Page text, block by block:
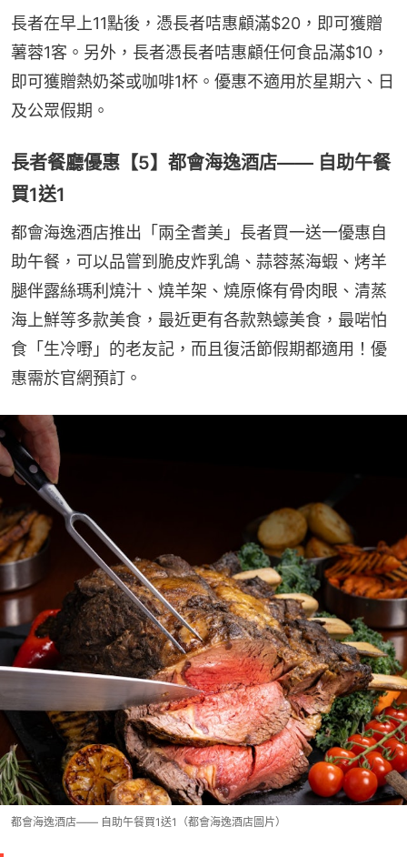
長者在早上11點後，憑長者咭惠顧滿$20，即可獲贈
薯蓉1客。另外，長者憑長者咭惠顧任何食品滿$10，
即可獲贈熱奶茶或咖啡1杯。優惠不適用於星期六、日
及公眾假期。
長者餐廳優惠【5】都會海逸酒店—— 自助午餐
買1送1
都會海逸酒店推出「兩全耆美」長者買一送一優惠自
助午餐，可以品嘗到脆皮炸乳鴿、蒜蓉蒸海蝦、烤羊
腿伴露絲瑪利燒汁、燒羊架、燒原條有骨肉眼、清蒸
海上鮮等多款美食，最近更有各款熟蠔美食，最啱怕
食「生冷嘢」的老友記，而且復活節假期都適用！優
惠需於官網預訂。
都會海逸酒店—— 自助午餐買1送1（都會海逸酒店圖片）